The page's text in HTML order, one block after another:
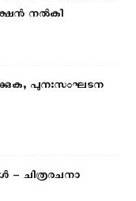
നൽകി
പുന:സംഘടന
– ചിത്രരചനാ